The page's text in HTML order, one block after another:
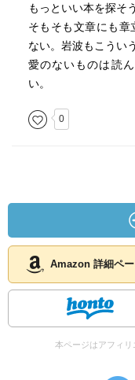
もっといい本を探そう
そもそも文章にも章
ない。岩波もこうい
愛のないものは読
い。
0
Amazon 詳細ペ
本ページはアフィ